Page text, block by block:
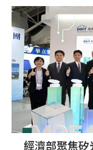
經濟部聚焦矽